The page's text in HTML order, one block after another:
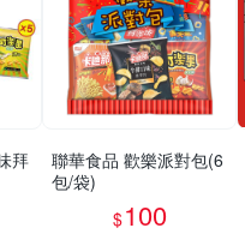
拜
聯華食品 歡樂派對包(6
包/袋)
$100